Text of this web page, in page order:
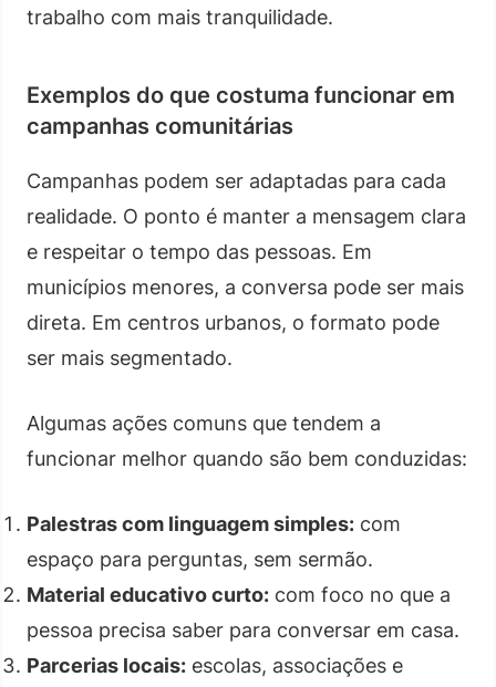
trabalho com mais tranquilidade.
Exemplos do que costuma funcionar em
campanhas comunitárias
Campanhas podem ser adaptadas para cada
realidade. O ponto é manter a mensagem clara
e respeitar o tempo das pessoas. Em
municípios menores, a conversa pode ser mais
direta. Em centros urbanos, o formato pode
ser mais segmentado.
Algumas ações comuns que tendem a
funcionar melhor quando são bem conduzidas:
Palestras com linguagem simples: com
espaço para perguntas, sem sermão.
Material educativo curto: com foco no que a
pessoa precisa saber para conversar em casa.
Parcerias locais: escolas, associações e